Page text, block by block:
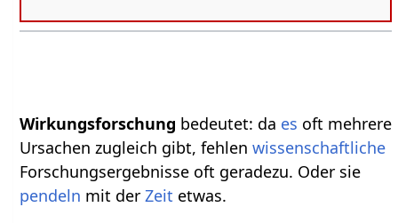
Wirkungsforschung bedeutet: da es oft mehrere
Ursachen zugleich gibt, fehlenwissenschaftliche
Forschungsergebnisse oft geradezu. Oder sie
pendeln mit derZeit etwas.